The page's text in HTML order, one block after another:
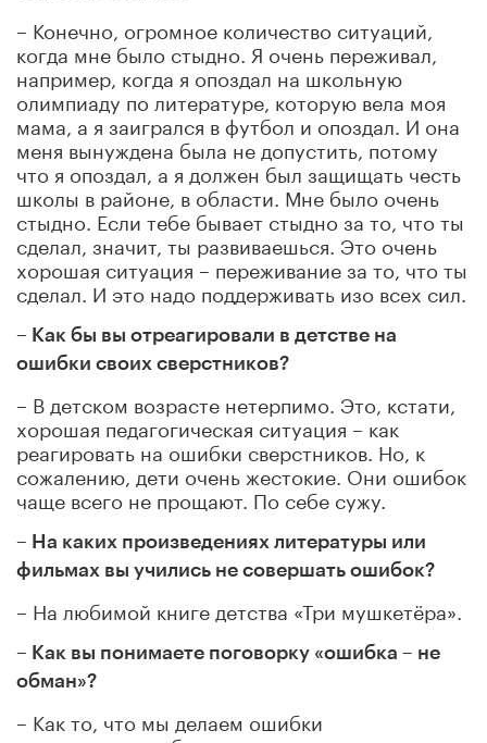
– Конечно, огромное количество ситуаций,
когда мне было стыдно. Я очень переживал,
например, когда я опоздал на школьную
олимпиаду по литературе, которую вела моя
мама, а я заигрался в футбол и опоздал. И она
меня вынуждена была не допустить, потому
что я опоздал, а я должен был защищать честь
школы в районе, в области. Мне было очень
стыдно. Если тебе бывает стыдно за то, что ты
сделал, значит, ты развиваешься. Это очень
хорошая ситуация – переживание за то, что ты
сделал. И это надо поддерживать изо всех сил.
– Как бы вы отреагировали в детстве на
ошибки своих сверстников?
– В детском возрасте нетерпимо. Это, кстати,
хорошая педагогическая ситуация – как
реагировать на ошибки сверстников. Но, к
сожалению, дети очень жестокие. Они ошибок
чаще всего не прощают. По себе сужу.
– На каких произведениях литературы или
фильмах вы учились не совершать ошибок?
– На любимой книге детства «Три мушкетёра».
– Как вы понимаете поговорку «ошибка – не
обман»?
– Как то, что мы делаем ошибки